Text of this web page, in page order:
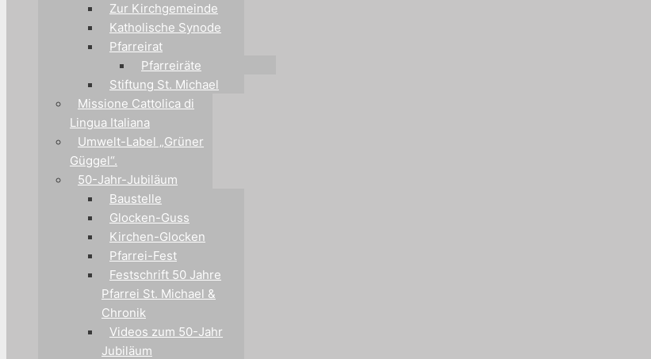
Zur Kirchgemeinde
Katholische Synode
Pfarreirat
Pfarreiräte
Stiftung St. Michael
Missione Cattolica di
Lingua Italiana
Umwelt-Label „Grüner
Güggel“.
50-Jahr-Jubiläum
Baustelle
Glocken-Guss
Kirchen-Glocken
Pfarrei-Fest
Festschrift 50 Jahre
Pfarrei St. Michael &
Chronik
Videos zum 50-Jahr
Jubiläum